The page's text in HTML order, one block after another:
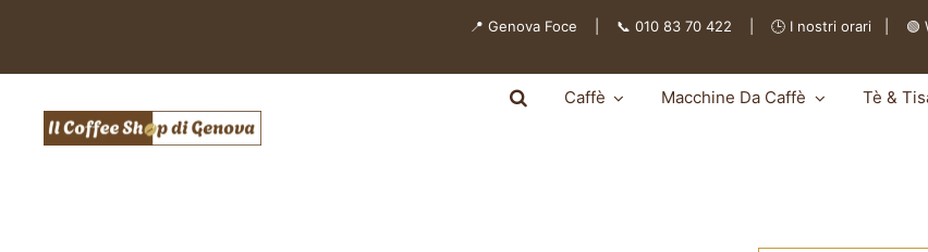
contenuto
📍 Genova Foce | 📞 010 83 70 422 | 🕒 I nostri orari 🟢
Caffè Macchine Da Caffè Tè &